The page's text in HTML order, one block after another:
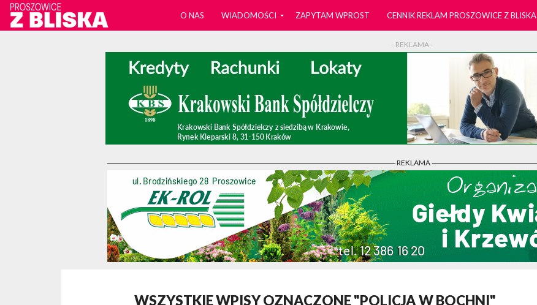
O NAS WIADOMOŚCI ZAPYTAM WPROST CENNIK REKLAM PROSZOWICE Z BLISKA
- REKLAMA -
- REKLAMA -
WSZYSTKIE WPISY OZNACZONE "POLICJA W BOCHNI"